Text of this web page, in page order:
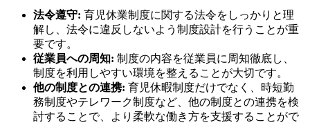
法令遵守: 育児休業制度に関する法令をしっかりと理
解し、法令に違反しないよう制度設計を行うことが重
要です。
従業員への周知: 制度の内容を従業員に周知徹底し、
制度を利用しやすい環境を整えることが大切です。
他の制度との連携: 育児休暇制度だけでなく、時短勤
務制度やテレワーク制度など、他の制度との連携を検
討することで、より柔軟な働き方を支援することがで